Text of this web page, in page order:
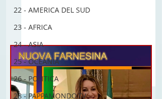
22 - AMERICA DEL SUD
23 - AFRICA
24 - ASIA
25 - OCEANIA
26 - POLITICA
28 - PAPPAMONDO.TV